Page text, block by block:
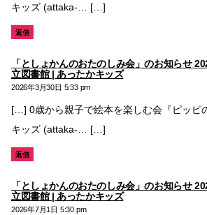
キッズ (attaka-… […]
返信
「としょかんのおたのしみ会」のお知らせ
立図書館 | あったかキッズの
2026年3月30日 5:33 pm
[…] 0歳から親子で絵本を楽しむ会『ピッピ
キッズ (attaka-… […]
返信
「としょかんのおたのしみ会」のお知らせ
立図書館 | あったかキッズの
2026年7月1日 5:30 pm